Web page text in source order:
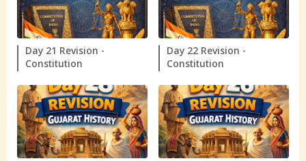
Day 21 Revision -
Constitution
Day 22 Revision -
Constitution